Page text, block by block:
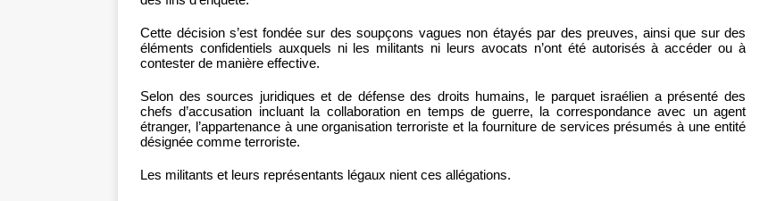
Cette décision s’est fondée sur des soupçons vagues non étayés par des preuves, ainsi que sur des
éléments confidentiels auxquels ni les militants ni leurs avocats n’ont été autorisés à accéder ou à
contester de manière effective.
Selon des sources juridiques et de défense des droits humains, le parquet israélien a présenté des
chefs d’accusation incluant la collaboration en temps de guerre, la correspondance avec un agent
étranger, l’appartenance à une organisation terroriste et la fourniture de services présumés à une entité
désignée comme terroriste.
Les militants et leurs représentants légaux nient ces allégations.